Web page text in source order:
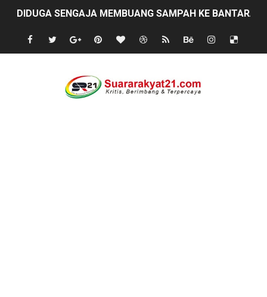
DIDUGA SENGAJA MEMBUANG SAMPAH KE
Cor beton di desa leuwi balang anggaran Tahun 2025
Diduga Bekingi Pelanggaran Limbah SPPG Saketi,